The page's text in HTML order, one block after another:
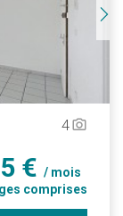
4camera_alt
€ / mois
comprises